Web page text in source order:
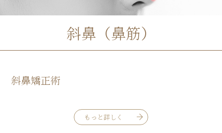
斜鼻（鼻筋）
斜鼻矯正術
もっと詳しく